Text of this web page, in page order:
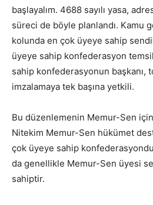
başlayalım. 4688 sayılı yasa,
süreci de böyle planlandı. Kamu
kolunda en çok üyeye sahip
üyeye sahip konfederasyon
sahip konfederasyonun başkanı,
imzalamaya tek başına yetkili.
Bu düzenlemenin Memur-Sen için
Nitekim Memur-Sen hükümet
çok üyeye sahip
da genellikle Memur-Sen üyesi
sahiptir.